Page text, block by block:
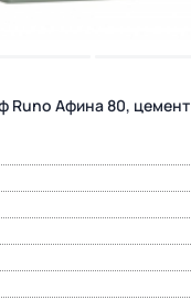
Runo Афина 80, цемент